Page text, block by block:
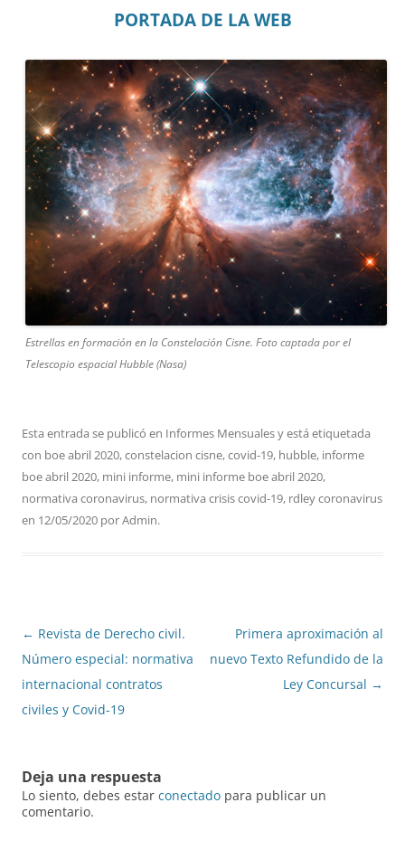
PORTADA DE LA WEB
Estrellas en formación en la Constelación Cisne. Foto captada por el
Telescopio espacial Hubble (Nasa)
Esta entrada se publicó en Informes Mensualesy está etiquetada
con boe abril 2020,constelacion cisne,covid-19, hubble, informe
boe abril 2020, mini informe, mini informe boe abril 2020,
normativa coronavirus, normativa crisis covid-19, rdley coronavirus
en 12/05/2020 porAdmin.
Navegación
de
entradas
← Revista de Derecho civil.
Número especial: normativa
internacional contratos
civiles y Covid-19
Primera aproximación al
nuevo Texto Refundido de la
Ley Concursal →
Deja una respuesta
Lo siento, debes estar conectado para publicar un
comentario.